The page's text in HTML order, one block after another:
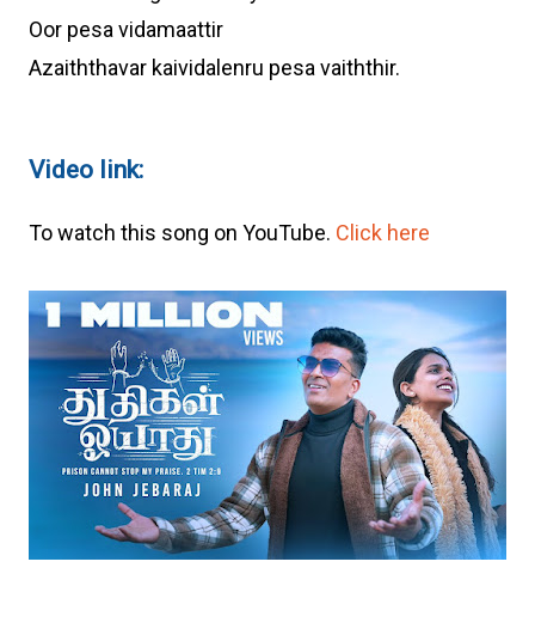
Oor pesa vidamaattir
Azaiththavar kaividalenru pesa vaiththir.
Video link:
To watch this song on YouTube. Click here